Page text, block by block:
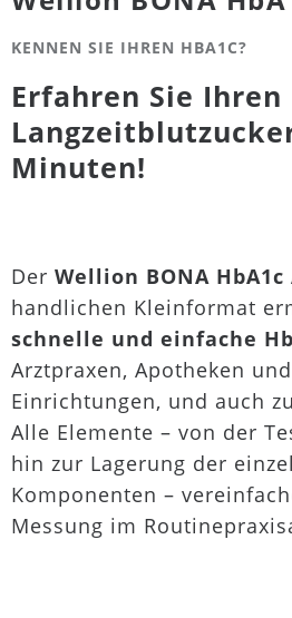
KENNEN SIE IHREN HBA1C?
Erfahren Sie Ihren
Minuten!
Der Wellion BONA
handlichen Kleinformat
schnelle und einfache
Arztpraxen, Apotheken
Einrichtungen, und auch
Alle Elemente – von der
hin zur Lagerung der
Komponenten –
Messung im